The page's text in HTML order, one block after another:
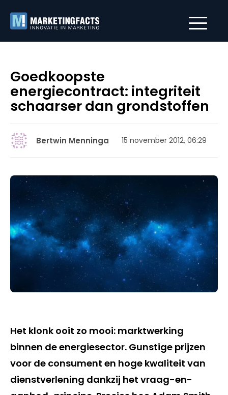
Goedkoopste
energiecontract: integriteit
schaarser dan grondstoffen
Bertwin Menninga 15 november 2012, 06:29
Het klonk ooit zo mooi: marktwerking
binnen de energiesector. Gunstige prijzen
voor de consument en hoge kwaliteit van
dienstverlening dankzij het vraag-en-